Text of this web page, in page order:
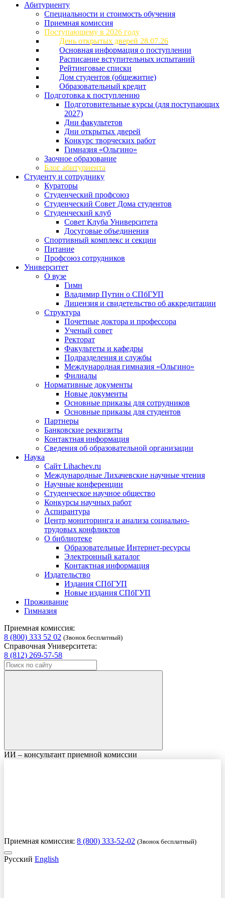
Абитуриенту
Специальности и стоимость обучения
Приемная комиссия
Поступающему в 2026 году
День открытых дверей 28.07.26
Основная информация о поступлении
Расписание вступительных испытаний
Рейтинговые списки
Дом студентов (общежитие)
Образовательный кредит
Подготовка к поступлению
Подготовительные курсы (для поступающих
2027)
Дни факультетов
Дни открытых дверей
Конкурс творческих работ
Гимназия «Ольгино»
Заочное образование
Блог абитуриента
Студенту и сотруднику
Кураторы
Студенческий профсоюз
Студенческий Совет Дома студентов
Студенческий клуб
Совет Клуба Университета
Досуговые объединения
Спортивный комплекс и секции
Питание
Профсоюз сотрудников
Университет
О вузе
Гимн
Владимир Путин о СПбГУП
Лицензия и свидетельство об аккредитации
Структура
Почетные доктора и профессора
Ученый совет
Ректорат
Факультеты и кафедры
Подразделения и службы
Международная гимназия «Ольгино»
Филиалы
Нормативные документы
Новые документы
Основные приказы для сотрудников
Основные приказы для студентов
Партнеры
Банковские реквизиты
Контактная информация
Сведения об образовательной организации
Наука
Сайт Lihachev.ru
Международные Лихачевские научные чтения
Научные конференции
Студенческое научное общество
Конкурсы научных работ
Аспирантура
Центр мониторинга и анализа социально-
трудовых конфликтов
О библиотеке
Образовательные Интернет-ресурсы
Электронный каталог
Контактная информация
Издательство
Издания СПбГУП
Новые издания СПбГУП
Проживание
Гимназия
Приемная комиссия:
8 (800) 333 52 02 (Звонок бесплатный)
Справочная Университета:
8 (812) 269-57-58
ИИ – консультант приемной комиссии
Приемная комиссия: 8 (800) 333-52-02 (Звонок бесплатный)
Русский English